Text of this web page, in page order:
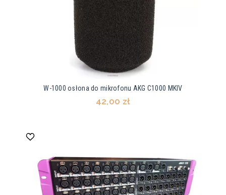
W-1000 osłona do mikrofonu AKG C1000 MKIV
42,00 zł